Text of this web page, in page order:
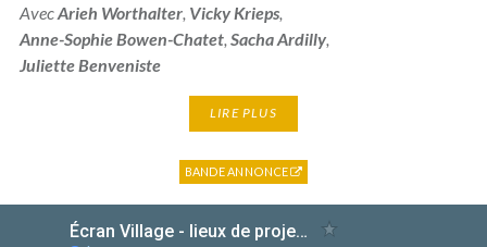
AvecArieh Worthalter, Vicky Krieps,
Anne-Sophie Bowen-Chatet, Sacha Ardilly,
Juliette Benveniste
LIRE PLUS
BANDE ANNONCE